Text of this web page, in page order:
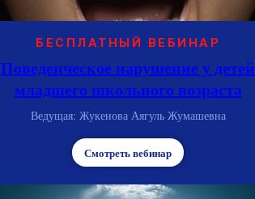
БЕСПЛАТНЫЙ ВЕБИНАР
Поведенческое нарушение у детей
младшего школьного возраста
Ведущая: Жукенова Аягуль Жумашевна
Смотреть вебинар